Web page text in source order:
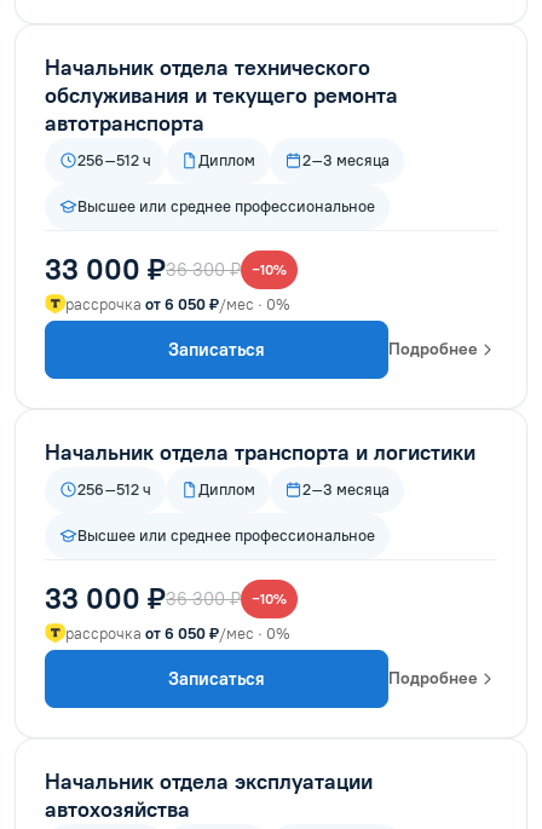
Начальник отдела технического
обслуживания и текущего ремонта
автотранспорта
256–512 ч Диплом 2–3 месяца
Высшее или среднее профессиональное
33 000 ₽36 300 ₽ −10%
рассрочка от 6 050 ₽/мес · 0%
Записаться Подробнее
Начальник отдела транспорта и логистики
256–512 ч Диплом 2–3 месяца
Высшее или среднее профессиональное
33 000 ₽36 300 ₽ −10%
рассрочка от 6 050 ₽/мес · 0%
Записаться Подробнее
Начальник отдела эксплуатации
автохозяйства